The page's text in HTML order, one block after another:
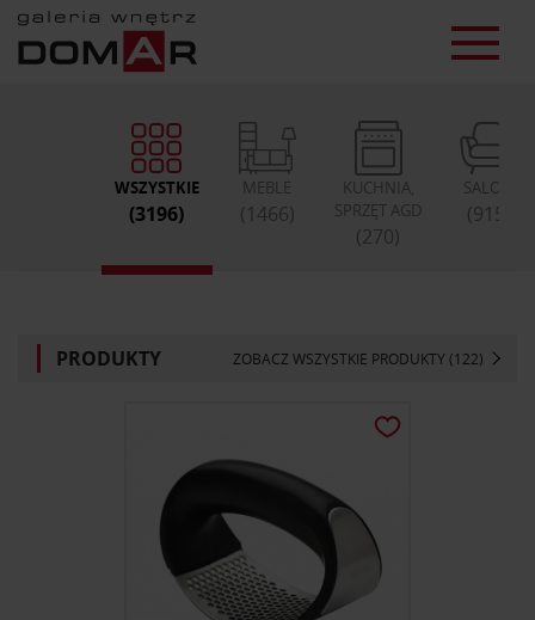
WSZYSTKIE
(3196)
MEBLE
(1466)
KUCHNIA,
SPRZĘT AGD
(270)
SALON
(915)
PRODUKTY ZOBACZ WSZYSTKIE PRODUKTY (122)